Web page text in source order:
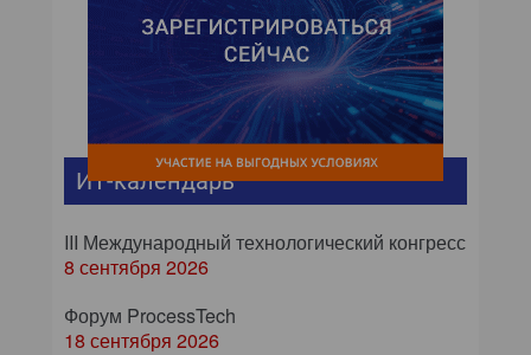
ИТ-календарь
III Международный технологический конгресс
8 сентября 2026
Форум ProcessTech
18 сентября 2026